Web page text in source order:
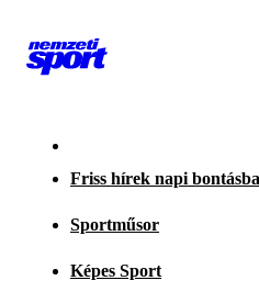
Friss hírek napi
Sportműsor
Képes Sport